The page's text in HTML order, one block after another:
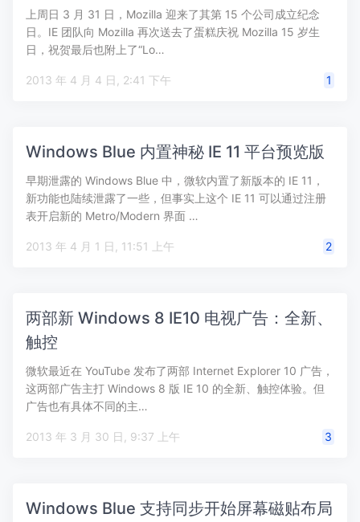
上周日 3 月 31 日，Mozilla 迎来了其第 15 个公司成立纪念
日。IE 团队向 Mozilla 再次送去了蛋糕庆祝 Mozilla 15 岁生
日，祝贺最后也附上了“Lo…
2013 年 4 月 4 日, 2:41 下午 1
Windows Blue 内置神秘 IE 11 平台预览版
早期泄露的 Windows Blue 中，微软内置了新版本的 IE 11，
新功能也陆续泄露了一些，但事实上这个 IE 11 可以通过注册
表开启新的 Metro/Modern 界面 …
2013 年 4 月 1 日, 11:51 上午 2
两部新 Windows 8 IE10 电视广告：全新、
触控
微软最近在 YouTube 发布了两部 Internet Explorer 10 广告，
这两部广告主打 Windows 8 版 IE 10 的全新、触控体验。但
广告也有具体不同的主…
2013 年 3 月 30 日, 9:37 上午 3
Windows Blue 支持同步开始屏幕磁贴布局